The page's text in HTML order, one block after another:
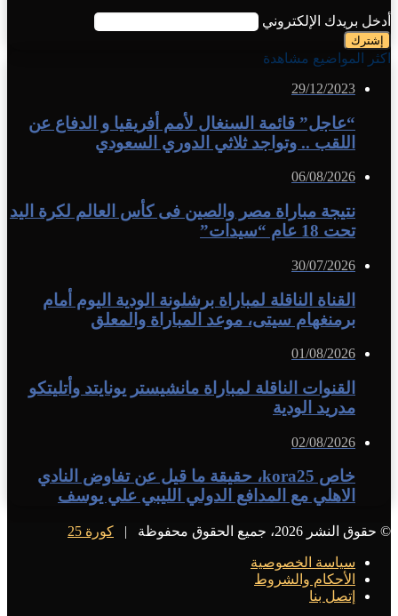
أدخل بريدك الإلكتروني
اكثر المواضيع مشاهدة
29/12/2023
“عاجل” قائمة السنغال لأمم أفريقيا و الدفاع عن
اللقب .. وتواجد ثلاثي الدوري السعودي
06/08/2026
نتيجة مباراة مصر والصين فى كأس العالم لكرة اليد
تحت 18 عام “سيدات”
30/07/2026
القناة الناقلة لمباراة برشلونة الودية اليوم أمام
برمنغهام سيتى، موعد المباراة والمعلق
01/08/2026
القنوات الناقلة لمباراة مانشيستر يونايتد وأتليتكو
مدريد الودية
02/08/2026
خاص kora25، حقيقة ما قيل عن تفاوض النادي
الاهلي مع المدافع الدولي الليبي علي يوسف
© حقوق النشر 2026، جميع الحقوق محفوظة | كورة 25
سياسة الخصوصية
الأحكام والشروط
إتصل بنا